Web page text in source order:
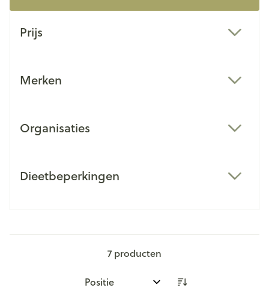
Prijs
Merken
Organisaties
Dieetbeperkingen
7 producten
Sorteer op: